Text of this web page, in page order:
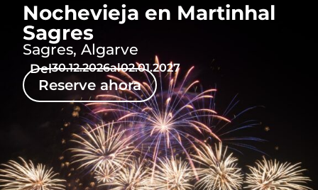
Nochevieja en Martinhal
Sagres
Sagres, Algarve
Reserve ahora
Del30.12.2026al02.01.2027